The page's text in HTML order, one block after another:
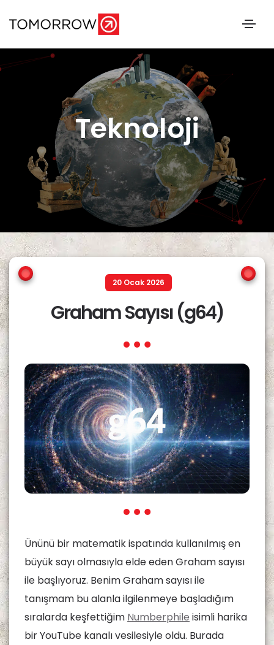
Teknoloji
20 Ocak 2026
Graham Sayısı (g64)
Ününü bir matematik ispatında kullanılmış en
büyük sayı olmasıyla elde eden Graham sayısı
ile başlıyoruz. Benim Graham sayısı ile
tanışmam bu alanla ilgilenmeye başladığım
sıralarda keşfettiğim Numberphile isimli harika
bir YouTube kanalı vesilesiyle oldu. Burada